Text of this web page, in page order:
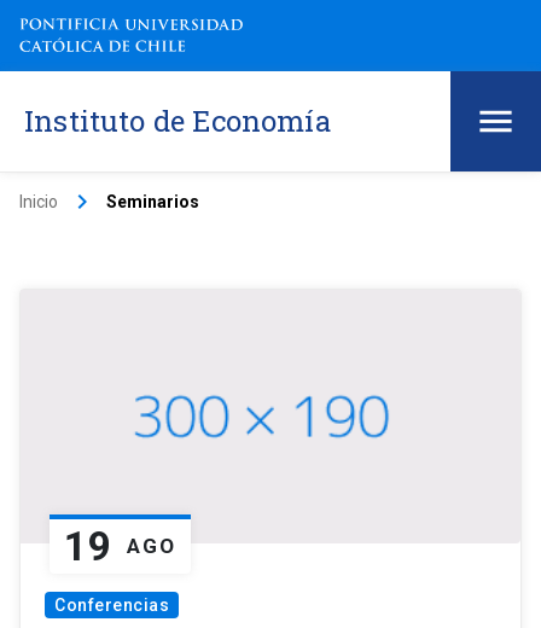
Instituto de Economía
Inicio keyboard_arrow_right Seminarios
19 AGO
Conferencias